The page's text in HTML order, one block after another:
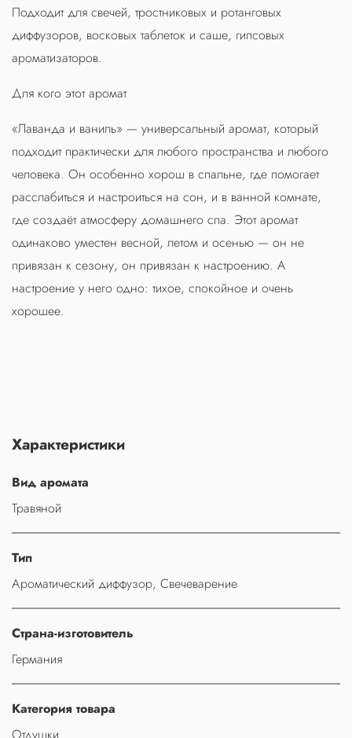
Подходит для свечей, тростниковых и ротанговых
диффузоров, восковых таблеток и саше, гипсовых
ароматизаторов.
Для кого этот аромат
«Лаванда и ваниль» — универсальный аромат, который
подходит практически для любого пространства и любого
человека. Он особенно хорош в спальне, где помогает
расслабиться и настроиться на сон, и в ванной комнате,
где создаёт атмосферу домашнего спа. Этот аромат
одинаково уместен весной, летом и осенью — он не
привязан к сезону, он привязан к настроению. А
настроение у него одно: тихое, спокойное и очень
хорошее.
Характеристики
Вид аромата
Травяной
Тип
Ароматический диффузор, Свечеварение
Страна-изготовитель
Германия
Категория товара
Отдушки